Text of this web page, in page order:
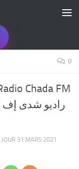
0
Chada FM
JOUR 31 MARS 2021